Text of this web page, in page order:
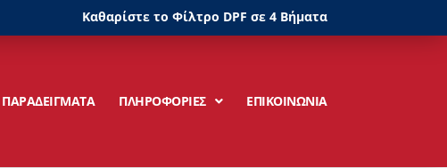
Καθαρίστε το Φίλτρο DPF σε 4 Βήματα
ΠΛΗΡΟΦΟΡΙΕΣ ΕΠΙΚΟΙΝΩΝΙΑ